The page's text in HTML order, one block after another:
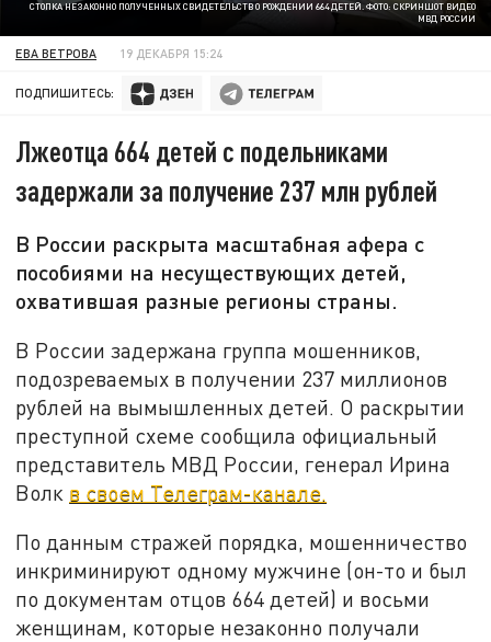
СТОПКА НЕЗАКОННО ПОЛУЧЕННЫХ СВИДЕТЕЛЬСТВ О РОЖДЕНИИ 664 ДЕТЕЙ. ФОТО: СКРИНШОТ ВИДЕО
МВД РОССИИ
ЕВА ВЕТРОВА 19 ДЕКАБРЯ 15:24
ПОДПИШИТЕСЬ:
Лжеотца 664 детей с подельниками
задержали за получение 237 млн рублей
В России раскрыта масштабная афера с
пособиями на несуществующих детей,
охватившая разные регионы страны.
В России задержана группа мошенников,
подозреваемых в получении 237 миллионов
рублей на вымышленных детей. О раскрытии
преступной схеме сообщила официальный
представитель МВД России, генерал Ирина
Волк в своем Телеграм-канале.
По данным стражей порядка, мошенничество
инкриминируют одному мужчине (он-то и был
по документам отцов 664 детей) и восьми
женщинам, которые незаконно получали